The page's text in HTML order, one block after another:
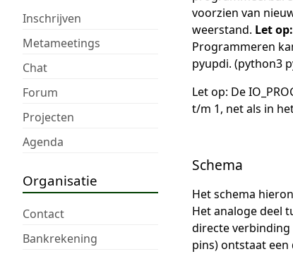
Inschrijven
Metameetings
Chat
Forum
Projecten
Agenda
Organisatie
Contact
Bankrekening
voorzien van
weerstand. Let
Programmeren
pyupdi. (python3
Let op: De
t/m 1, net als in
Schema
Het schema
Het analoge deel
directe verbinding
pins) ontstaat een